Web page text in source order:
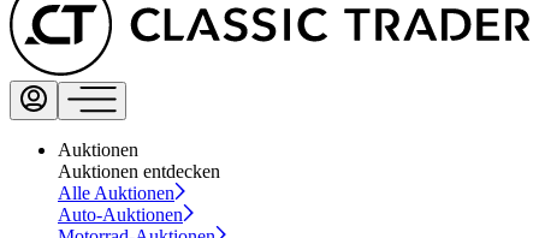
Auktionen
Auktionen entdecken
Alle Auktionen
Auto-Auktionen